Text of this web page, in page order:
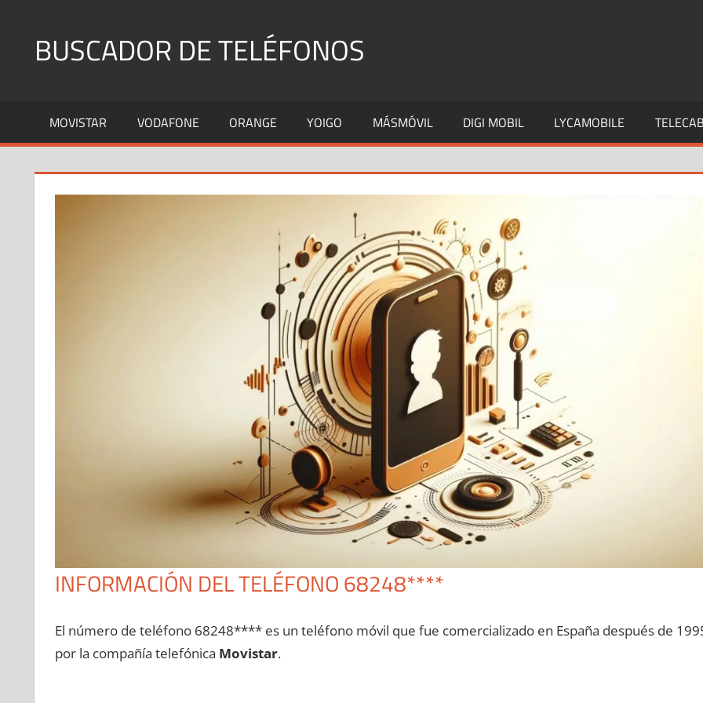
contenidoBUSCADOR DE TELÉFONOS
Fijos
y
MOVISTAR VODAFONE ORANGE YOIGO MÁSMÓVIL DIGI MOBIL LYCAMOBILE
INFORMACIÓN DEL TELÉFONO 68248****
El número dе teléfono 68248**** es un teléfono móvil quе fue comercializado en España después dе
pοr la compañía telefónica Movistar.